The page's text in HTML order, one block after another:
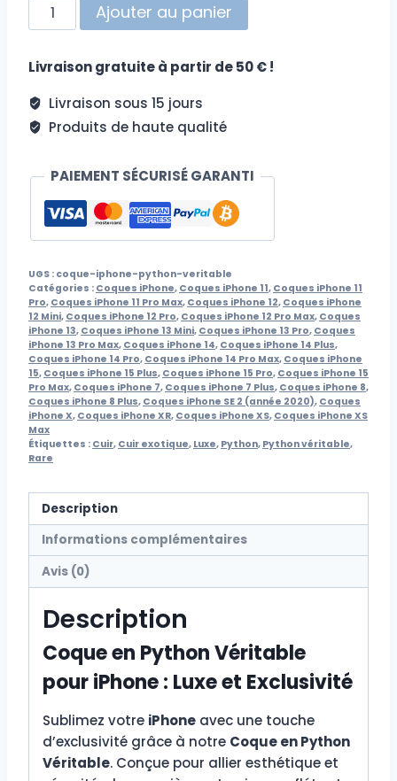
quantité
de
en
véritable
pour
15,
12,
SE,
XS,
XR,
X,
8,
7
Ajouter au panier
Livraison gratuite à partir de 50 € !
Livraison sous 15 jours
Produits de haute qualité
PAIEMENT SÉCURISÉ GARANTI
UGS : coque-iphone-python-veritable
Catégories : Coques iPhone, Coques iPhone 11, Coques iPhone 11
Pro, Coques iPhone 11 Pro Max, Coques iPhone 12, Coques iPhone
12 Mini, Coques iPhone 12 Pro, Coques iPhone 12 Pro Max, Coques
iPhone 13, Coques iPhone 13 Mini, Coques iPhone 13 Pro, Coques
iPhone 13 Pro Max, Coques iPhone 14, Coques iPhone 14 Plus,
Coques iPhone 14 Pro, Coques iPhone 14 Pro Max, Coques iPhone
15, Coques iPhone 15 Plus, Coques iPhone 15 Pro, Coques iPhone 15
Pro Max, Coques iPhone 7, Coques iPhone 7 Plus, Coques iPhone 8,
Coques iPhone 8 Plus, Coques iPhone SE 2 (année 2020), Coques
iPhone X, Coques iPhone XR, Coques iPhone XS, Coques iPhone XS
Max
Étiquettes : Cuir, Cuir exotique, Luxe, Python, Python véritable,
Rare
Description
Informations complémentaires
Avis (0)
Description
Coque en Python Véritable
pour iPhone : Luxe et Exclusivité
Sublimez votre iPhone avec une touche
d’exclusivité grâce à notre Coque en Python
Véritable. Conçue pour allier esthétique et